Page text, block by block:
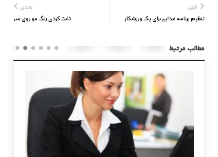
قبلی
تنظیم برنامه غذایی برای یک ورزشکار
بعدی
ثابت کردن رنگ مو روی سر
مطالب مرتبط